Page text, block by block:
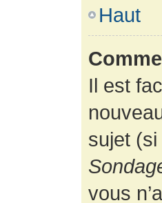
Haut
Il est
sujet
vous